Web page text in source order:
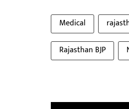
Medical
Rajasthan BJP